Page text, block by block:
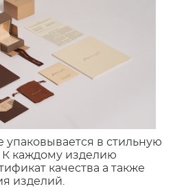
в стильную
К каждому изделию
качества а также
изделий.